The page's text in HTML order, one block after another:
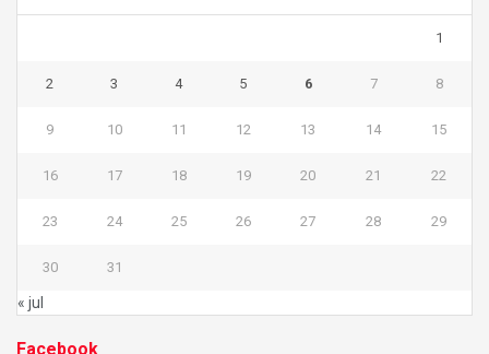
1
2 3 4 5 6 7 8
9 10 11 12 13 14 15
16 17 18 19 20 21 22
23 24 25 26 27 28 29
30 31
« jul
Facebook